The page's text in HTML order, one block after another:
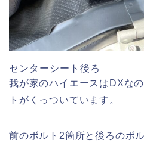
センターシート後ろ
我が家のハイエースはDXな
トがくっついています。
前のボルト2箇所と後ろのボ